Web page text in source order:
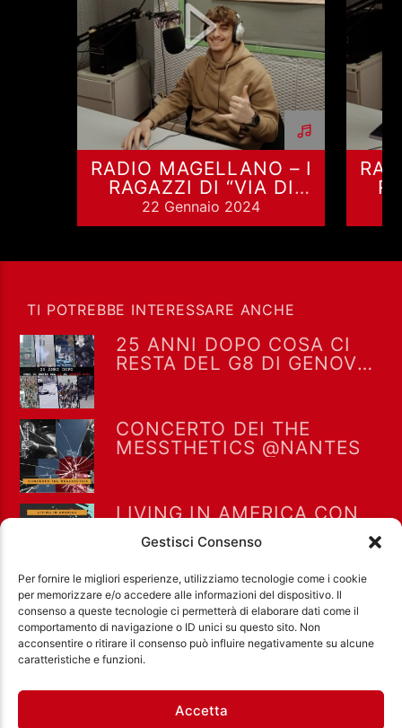
Gestisci Consenso
Per fornire le migliori esperienze, utilizziamo tecnologie come i cookie
per memorizzare e/o accedere alle informazioni del dispositivo. Il
consenso a queste tecnologie ci permetterà di elaborare dati come il
comportamento di navigazione o ID unici su questo sito. Non
acconsentire o ritirare il consenso può influire negativamente su alcune
caratteristiche e funzioni.
Accetta
RADIO MAGELLANO – I
RAGAZZI DI “VIA DI
SAPONARA 150” –
ALESSANDRO MEDURI
22 Gennaio 2024
TI POTREBBE INTERESSARE ANCHE
25 ANNI DOPO COSA CI
RESTA DEL G8 DI GENOVA
CONCERTO DEI THE
MESSTHETICS @NANTES
LIVING IN AMERICA CON
ALESSIO RAMACCIONI E
SILVIA MINGUZZI
Ass. Cult. Dissociazione - Codice fiscale:
Città Aperta via di Casal Bruciato 31/A, Roma